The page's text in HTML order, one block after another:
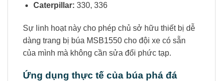
Caterpillar: 330, 336
Sự linh hoạt này cho phép chủ sở hữu thiết bị dễ
dàng trang bị búa MSB1550 cho đội xe có sẵn
của mình mà không cần sửa đổi phức tạp.
Ứng dụng thực tế của búa phá đá